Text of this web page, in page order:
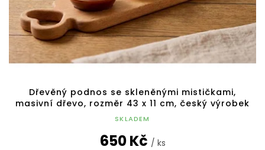
Dřevěný podnos se skleněnými mističkami,
masivní dřevo, rozměr 43 x 11 cm, český výrobek
SKLADEM
650 Kč / ks